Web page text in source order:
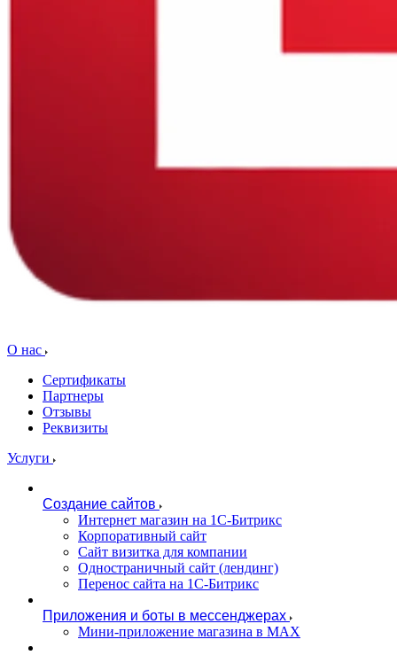
О нас
Сертификаты
Партнеры
Отзывы
Реквизиты
Услуги
Создание сайтов
Интернет магазин на 1С-Битрикс
Корпоративный сайт
Сайт визитка для компании
Одностраничный сайт (лендинг)
Перенос сайта на 1С-Битрикс
Приложения и боты в мессенджерах
Мини-приложение магазина в MAX